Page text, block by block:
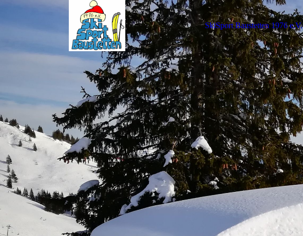
SkiSport Baustetten 1976 e.V.